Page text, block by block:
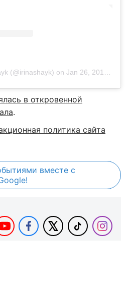
(@irinashayk) on Jan 26, 2019 at 3:27am PST
в откровенной
.
политика сайта
вместе с